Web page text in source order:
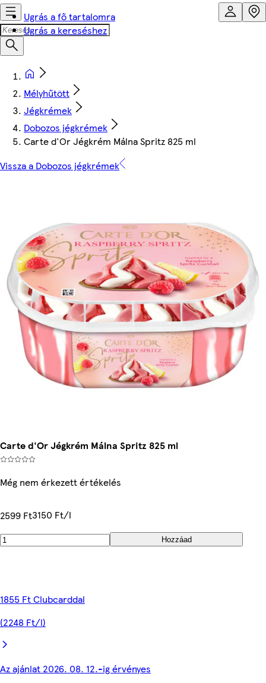
Ugrás a fő tartalomra
Ugrás a kereséshez
Mélyhűtött
Jégkrémek
Dobozos jégkrémek
Carte d'Or Jégkrém Málna Spritz 825 ml
Vissza a Dobozos jégkrémek
Carte d'Or Jégkrém Málna Spritz 825 ml
Még nem érkezett értékelés
2599 Ft3150 Ft/l
Hozzáad
1855 Ft Clubcarddal
(2248 Ft/l)
Az ajánlat 2026. 08. 12.-ig érvényes